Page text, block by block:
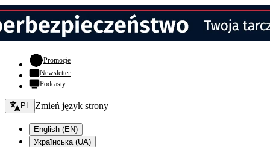
Promocje- otwiera się w nowej karcie
Newsletter
Podcasty
Zmień język - bieżący:
PL Zmień język strony
English (EN)
Українська (UA)